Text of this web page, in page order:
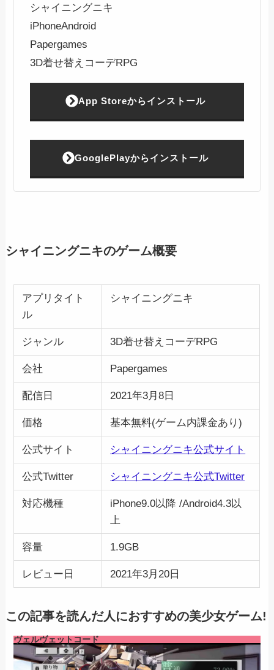
シャイニングニキ
iPhoneAndroid
Papergames
3D着せ替えコーデRPG
App Storeからインストール
GooglePlayからインストール
シャイニングニキのゲーム概要
アプリタイト
ル
シャイニングニキ
ジャンル 3D着せ替えコーデRPG
会社 Papergames
配信日 2021年3月8日
価格 基本無料(ゲーム内課金あり)
公式サイト シャイニングニキ公式サイト
公式Twitter シャイニングニキ公式Twitter
対応機種
iPhone9.0以降 /Android4.3以
上
容量 1.9GB
レビュー日 2021年3月20日
この記事を読んだ人におすすめの美少女ゲーム!
ヴェルヴェットコード